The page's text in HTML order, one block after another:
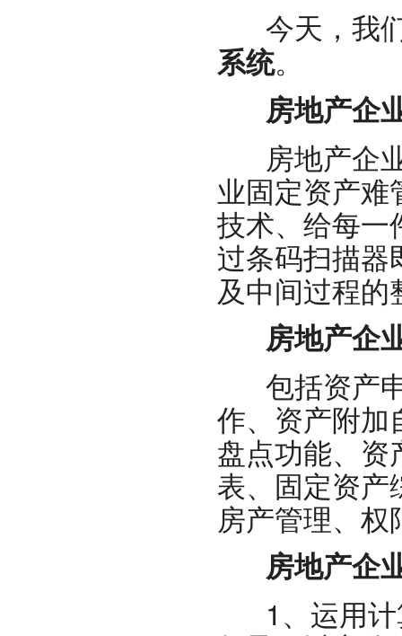
今天，我
系统。
房地产企
房地产企业
业固定资产难
技术、给每一
过条码扫描器
及中间过程
房地产企业
包括资产申
作、资产附加
盘点功能、资
表、固定资产
房产管理、
房地产企业
1、运用计